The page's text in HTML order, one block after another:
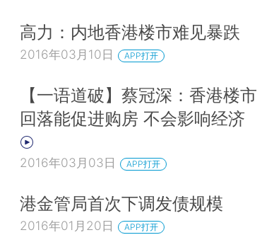
高力：内地香港楼市难见暴跌
2016年03月10日 APP打开
【一语道破】蔡冠深：香港楼市
回落能促进购房 不会影响经济
2016年03月03日 APP打开
港金管局首次下调发债规模
2016年01月20日 APP打开